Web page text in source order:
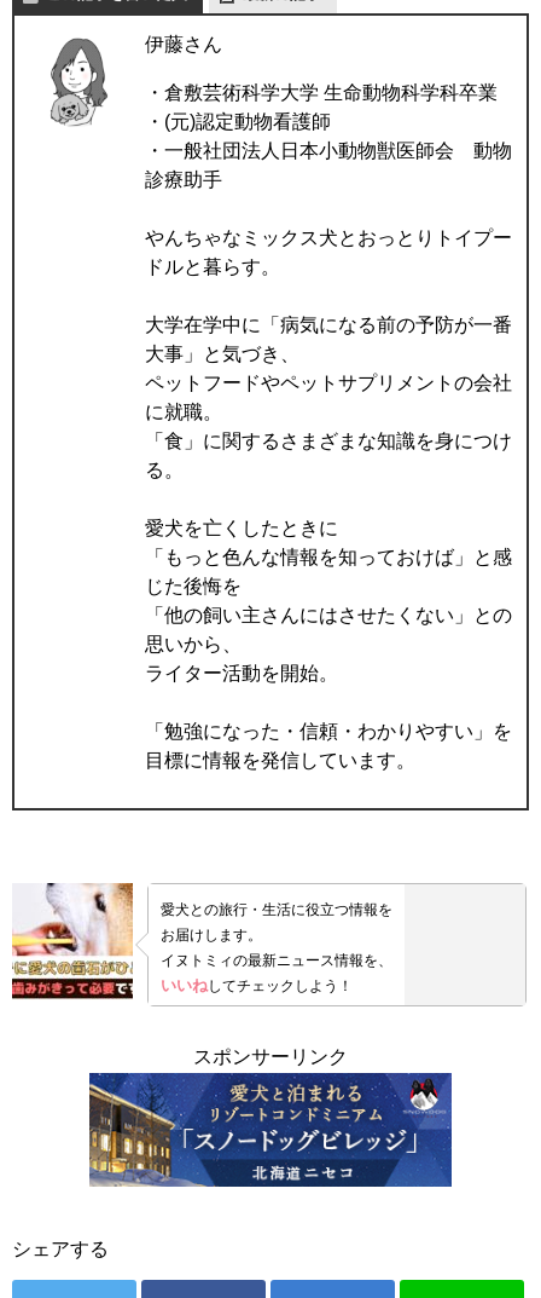
伊藤さん
・倉敷芸術科学大学 生命動物科学科卒業
・(元)認定動物看護師
・一般社団法人日本小動物獣医師会 動物
診療助手
やんちゃなミックス犬とおっとりトイプー
ドルと暮らす。
大学在学中に「病気になる前の予防が一番
大事」と気づき、
ペットフードやペットサプリメントの会社
に就職。
「食」に関するさまざまな知識を身につけ
る。
愛犬を亡くしたときに
「もっと色んな情報を知っておけば」と感
じた後悔を
「他の飼い主さんにはさせたくない」との
思いから、
ライター活動を開始。
「勉強になった・信頼・わかりやすい」を
目標に情報を発信しています。
愛犬との旅行・生活に役立つ情報を
お届けします。
イヌトミィの最新ニュース情報を、
いいねしてチェックしよう！
スポンサーリンク
シェアする